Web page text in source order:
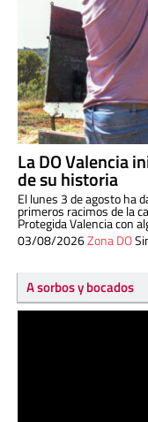
La DO Valencia
de su historia
El lunes 3 de agosto ha
primeros racimos de la
Protegida Valencia con
03/08/2026Zona DO
A sorbos y bocados